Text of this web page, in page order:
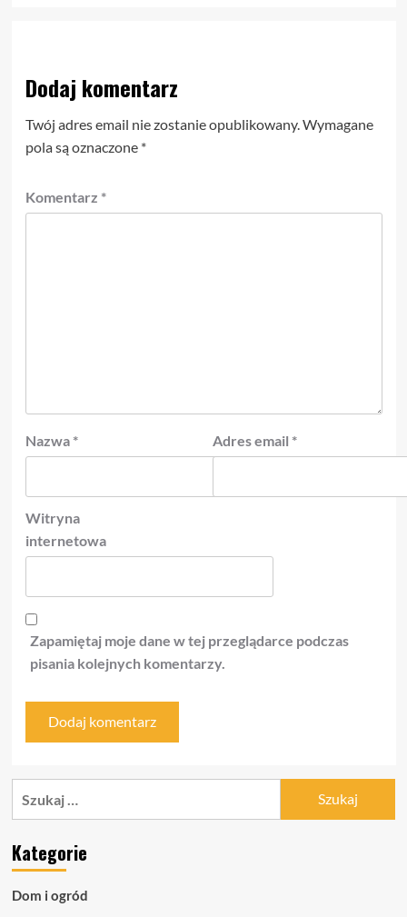
Dodaj komentarz
Twój adres email nie zostanie opublikowany.Wymagane
pola są oznaczone *
Komentarz *
Nazwa * Adres email *
Witryna
internetowa
Zapamiętaj moje dane w tej przeglądarce podczas
pisania kolejnych komentarzy.
Kategorie
Dom i ogród